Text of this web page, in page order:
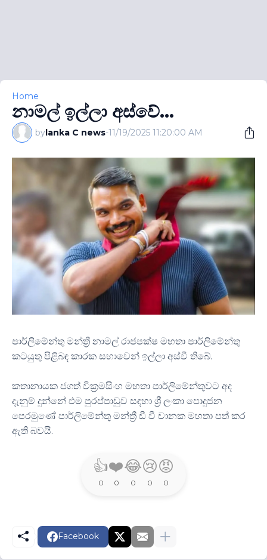
Home
නාමල් ඉල්ලා අස්වේ...
bylanka C news-11/19/2025 11:20:00 AM
පාර්ලිමේන්තු මන්ත්‍රී නාමල් රාජපක්ෂ මහතා පාර්ලිමේන්තු
කටයුතු පිළිබඳ කාරක සභාවෙන් ඉල්ලා අස්වී තිබේ.
කතානායක ජගත් වික්‍රමසිංහ මහතා පාර්ලිමේන්තුවට අද
දැනුම් දුන්නේ එම පුරප්පාඩුව සඳහා ශ්‍රී ලංකා පොදුජන
පෙරමුණේ පාර්ලිමේන්තු මන්ත්‍රී ඩී වී චානක මහතා පත් කර
ඇති බවයි.
👍
0
❤️
0
😂
0
😢
0
😡
0
Facebook